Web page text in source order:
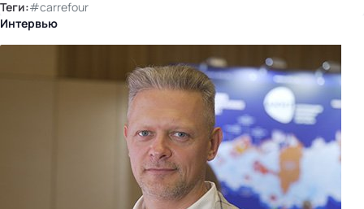
Теги:#carrefour
Интервью